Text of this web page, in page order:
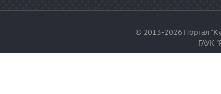
© 2013-2026 Портал
ГАУК